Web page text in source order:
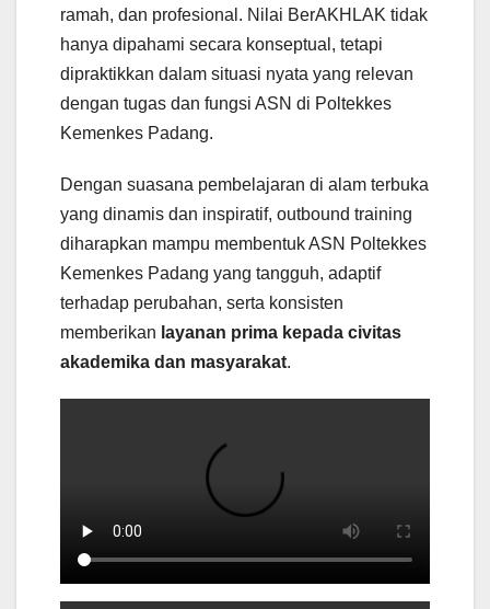
ramah, dan profesional. Nilai BerAKHLAK tidak
hanya dipahami secara konseptual, tetapi
dipraktikkan dalam situasi nyata yang relevan
dengan tugas dan fungsi ASN di Poltekkes
Kemenkes Padang.
Dengan suasana pembelajaran di alam terbuka
yang dinamis dan inspiratif, outbound training
diharapkan mampu membentuk ASN Poltekkes
Kemenkes Padang yang tangguh, adaptif
terhadap perubahan, serta konsisten
memberikan layanan prima kepada civitas
akademika dan masyarakat.